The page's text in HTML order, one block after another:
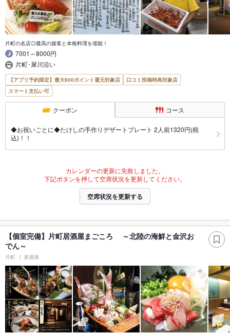
片町の名店◎最高の接客と本格料理を堪能！
7001～8000円
片町･犀川沿い
【アプリ予約限定】最大800ポイント還元対象店
口コミ投稿特典対象店
スマート支払い可
クーポン コース
◆お祝いごとに◆たけしの手作りデザートプレート 2人前1320円(税
込)！！
カレンダーの更新に失敗しました。
下記ボタンを押して空席状況を更新してください。
空席状況を更新する
【個室完備】片町居酒屋まごころ ～北陸の海鮮と金沢お
でん～
片町 居酒屋